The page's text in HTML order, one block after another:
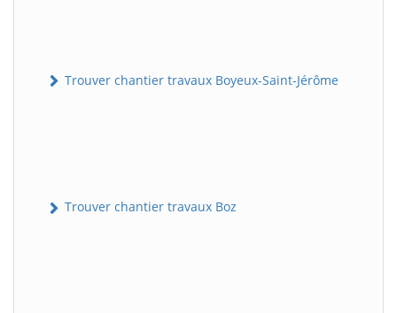
Trouver chantier travaux Boyeux-Saint-Jérôme
Trouver chantier travaux Boz